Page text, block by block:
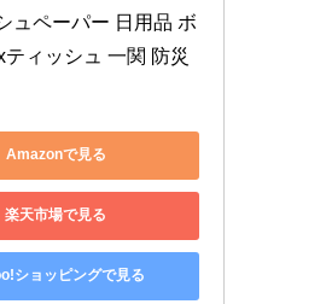
ュペーパー 日用品 ボ
ティッシュ 一関 防災
Amazonで見る
楽天市場で見る
ショッピングで見る